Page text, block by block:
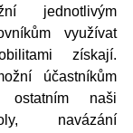
jednotlivým
využívat
získají.
účastníkům
naši
navázání